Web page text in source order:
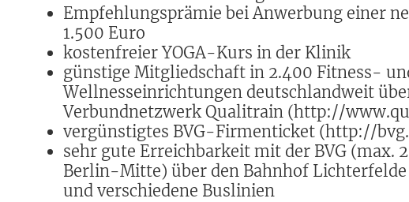
Empfehlungsprämie bei Anwerbung einer
1.500 Euro
kostenfreier YOGA-Kurs in der Klinik
günstige Mitgliedschaft in 2.400 Fitness-
Wellnesseinrichtungen deutschlandweit
Verbundnetzwerk Qualitrain (http://
vergünstigtes BVG-Firmenticket (http://
sehr gute Erreichbarkeit mit der BVG (max.
Berlin-Mitte) über den Bahnhof Lichterfelde
und verschiedene Buslinien